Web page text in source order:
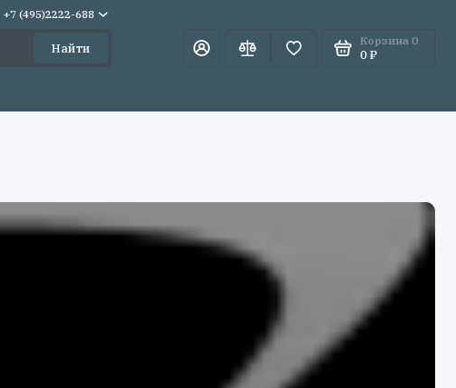
+7 (495)2222-688
Найти
Корзина 0
0 ₽